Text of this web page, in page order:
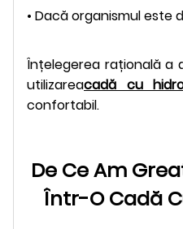
• Dacă organismul este
Înțelegerea rațională a
utilizareacadă cu
confortabil.
De Ce Am
Într-O Cadă